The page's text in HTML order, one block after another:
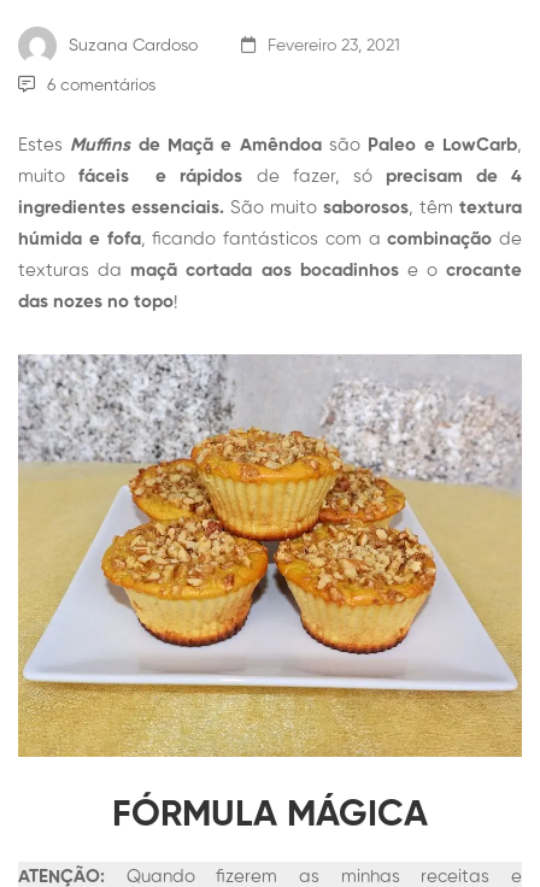
Suzana Cardoso Fevereiro 23, 2021
6 comentários
Estes Muffinsde Maçã e Amêndoasão Paleo e LowCarb,
muitofáceis e rápidos de fazer, só precisam de 4
ingredientes essenciais. São muito saborosos, têm textura
húmida e fofa, ficando fantásticos com acombinação de
texturas da maçã cortada aos bocadinhose o crocante
das nozes no topo!
FÓRMULA MÁGICA
ATENÇÃO: Quando fizerem as minhas receitas e